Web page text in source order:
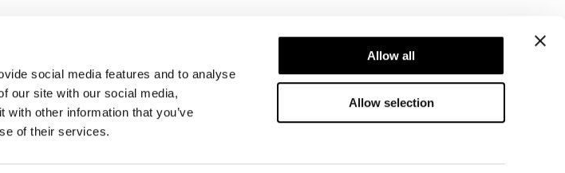
social media features and to analyse
our site with our social media,
other information that you’ve
of their services.
Allow all
Allow selection
Newsletter
Abonner på vores nyhedsbrev! Få eksklusive
tilbud, vores seneste nyheder og meget mere.